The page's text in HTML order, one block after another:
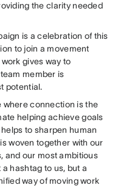
the clarity needed
is a celebration of this
to join a movement
gives way to
member is
potential.
where connection is the
helping achieve goals
to sharpen human
woven together with our
and our most ambitious
hashtag to us, but a
way of moving work